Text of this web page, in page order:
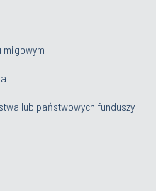
migowym
lub państwowych funduszy